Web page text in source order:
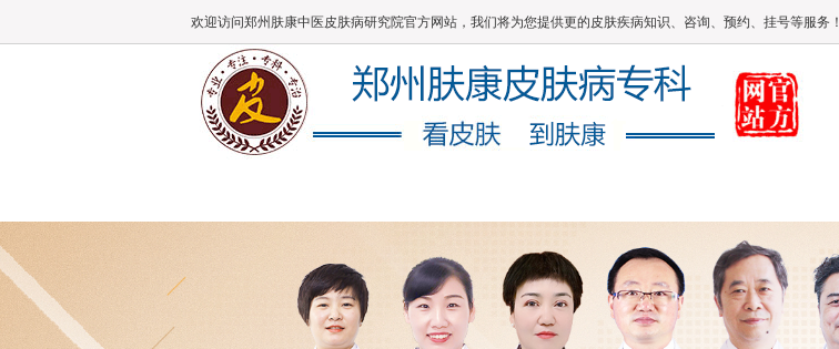
欢迎访问郑州肤康中医皮肤病研究院官方网站，我们将为您提供更的皮肤疾病知识、咨询、预约、挂号等服务！